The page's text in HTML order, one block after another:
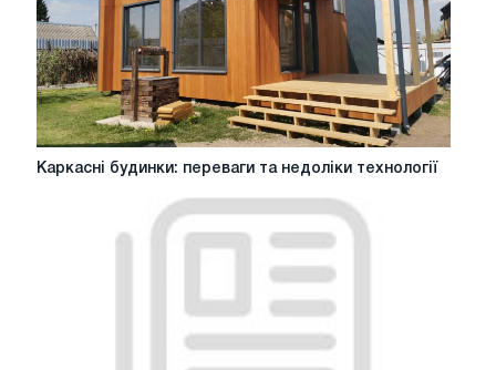
Каркасні
будинки:
Каркасні будинки: переваги та недоліки технології